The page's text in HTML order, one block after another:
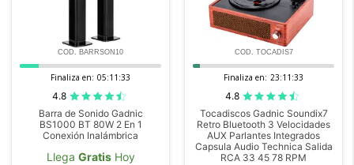
COD. BARRSON10
Finaliza en: 05:11:32
4.8
Barra de Sonido Gadnic
BS1000 BT 80W 2 En 1
Conexión Inalámbrica
Llega GratisHoy
COD. TOCADIS7
Finaliza en: 23:11:32
4.8
Tocadiscos Gadnic Soundix7
Retro Bluetooth 3 Velocidades
AUX Parlantes Integrados
Capsula Audio Technica Salida
RCA 33 45 78 RPM